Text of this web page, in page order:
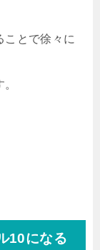
ことで徐々に
10になる